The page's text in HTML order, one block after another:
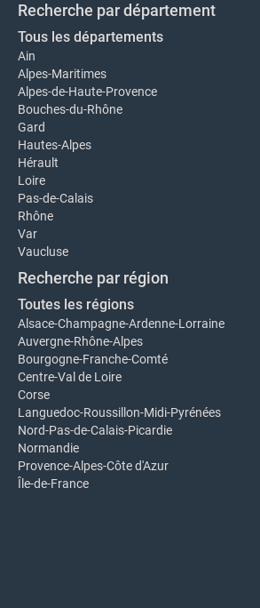
Recherche par département
Tous les départements
Ain
Alpes-Maritimes
Alpes-de-Haute-Provence
Bouches-du-Rhône
Gard
Hautes-Alpes
Hérault
Loire
Pas-de-Calais
Rhône
Var
Vaucluse
Recherche par région
Toutes les régions
Alsace-Champagne-Ardenne-Lorraine
Auvergne-Rhône-Alpes
Bourgogne-Franche-Comté
Centre-Val de Loire
Corse
Languedoc-Roussillon-Midi-Pyrénées
Nord-Pas-de-Calais-Picardie
Normandie
Provence-Alpes-Côte d'Azur
Île-de-France